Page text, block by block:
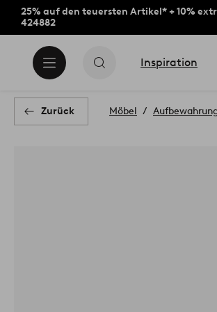
25% auf den teuersten Artikel* + 10%
424882
Inspiration
Zurück Möbel